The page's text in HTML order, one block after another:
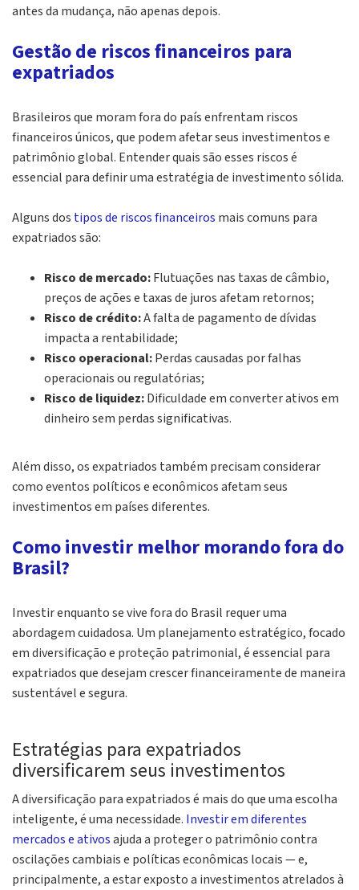
antes da mudança, não apenas depois.
Gestão de riscos financeiros para
expatriados
Brasileiros que moram fora do país enfrentam riscos
financeiros únicos, que podem afetar seus investimentos e
patrimônio global. Entender quais são esses riscos é
essencial para definir uma estratégia de investimento sólida.
Alguns dos tipos de riscos financeiros mais comuns para
expatriados são:
Risco de mercado:Flutuações nas taxas de câmbio,
preços de ações e taxas de juros afetam retornos;
Risco de crédito:A falta de pagamento de dívidas
impacta a rentabilidade;
Risco operacional:Perdas causadas por falhas
operacionais ou regulatórias;
Risco de liquidez:Dificuldade em converter ativos em
dinheiro sem perdas significativas.
Além disso, os expatriados também precisam considerar
como eventos políticos e econômicos afetam seus
investimentos em países diferentes.
Como investir melhor morando fora do
Brasil?
Investir enquanto se vive fora do Brasil requer uma
abordagem cuidadosa. Um planejamento estratégico, focado
em diversificação e proteção patrimonial, é essencial para
expatriados que desejam crescer financeiramente de maneira
sustentável e segura.
Estratégias para expatriados
diversificarem seus investimentos
A diversificação para expatriados é mais do que uma escolha
inteligente, é uma necessidade. Investir em diferentes
mercados e ativosajuda a proteger o patrimônio contra
oscilações cambiais e políticas econômicas locais — e,
principalmente, a estar exposto a investimentos atrelados à